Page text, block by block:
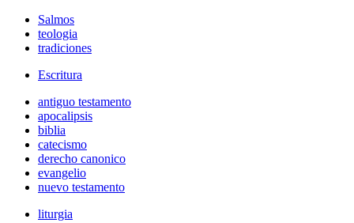
Salmos
teologia
tradiciones
Escritura
antiguo testamento
apocalipsis
biblia
catecismo
derecho canonico
evangelio
nuevo testamento
liturgia